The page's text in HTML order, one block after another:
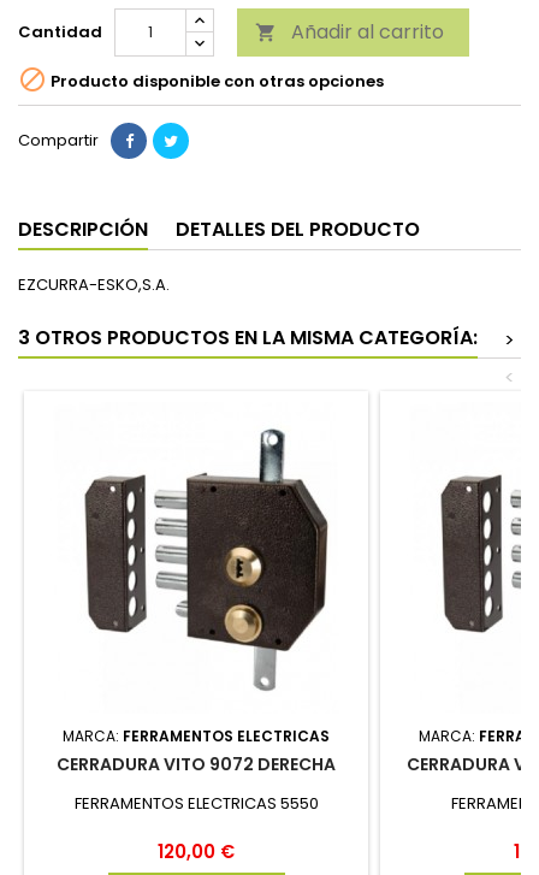
Cantidad  Añadir al carrito
 Producto disponible con otras opciones
Compartir
DESCRIPCIÓN DETALLES DEL PRODUCTO
EZCURRA-ESKO,S.A.
3 OTROS PRODUCTOS EN LA MISMA CATEGORÍA:
>
<
MARCA: FERRAMENTOS ELECTRICAS
CERRADURA VITO 9072 DERECHA
FERRAMENTOS ELECTRICAS 5550
Precio
120,00 €
MARCA:
CERRADURA